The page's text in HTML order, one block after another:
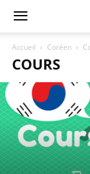
Accueil Coréen
COURS